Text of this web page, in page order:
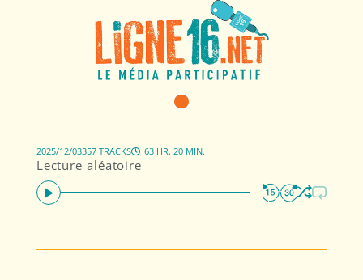
Lecture aléatoire
2025/12/03357 TRACKS 63 HR. 20 MIN.